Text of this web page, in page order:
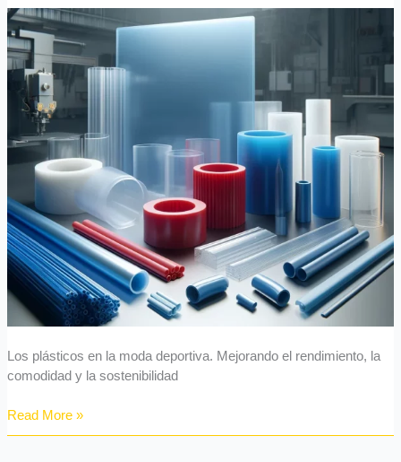
Los plásticos en la moda deportiva. Mejorando el rendimiento, la
comodidad y la sostenibilidad
y
termoestables
Read More »